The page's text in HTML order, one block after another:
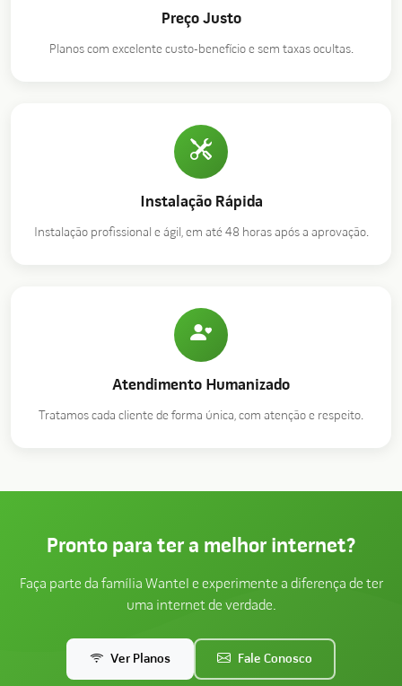
Preço Justo
Planos com excelente custo-benefício e sem taxas ocultas.
Instalação Rápida
Instalação profissional e ágil, em até 48 horas após a aprovação.
Atendimento Humanizado
Tratamos cada cliente de forma única, com atenção e respeito.
Pronto para ter a melhor internet?
Faça parte da família Wantel e experimente a diferença de ter
uma internet de verdade.
Ver Planos Fale Conosco